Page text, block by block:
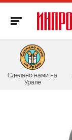
Сделано нами на
Урале